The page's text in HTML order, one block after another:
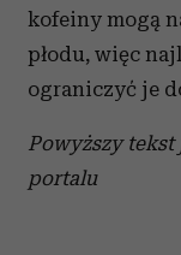
analizować ruch
korzystasz z
otrzymanymi od
korzystania z ich
kofeiny mogą
płodu, więc
ograniczyć je
Powyższy
portalu